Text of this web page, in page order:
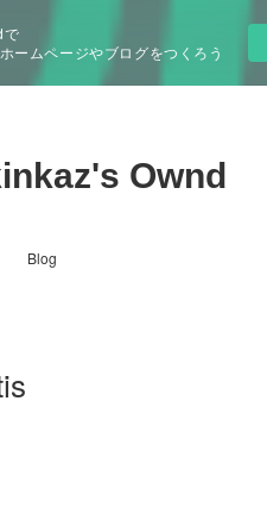
で
ームページやブログをつくろう
Ownd
Blog